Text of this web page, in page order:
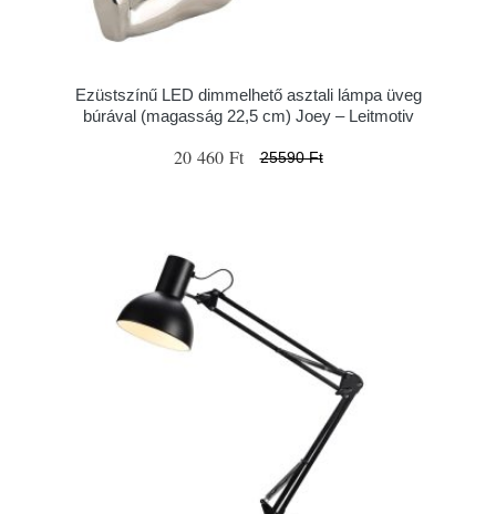
Ezüstszínű LED dimmelhető asztali lámpa üveg
búrával (magasság 22,5 cm) Joey – Leitmotiv
20 460 Ft 25590 Ft